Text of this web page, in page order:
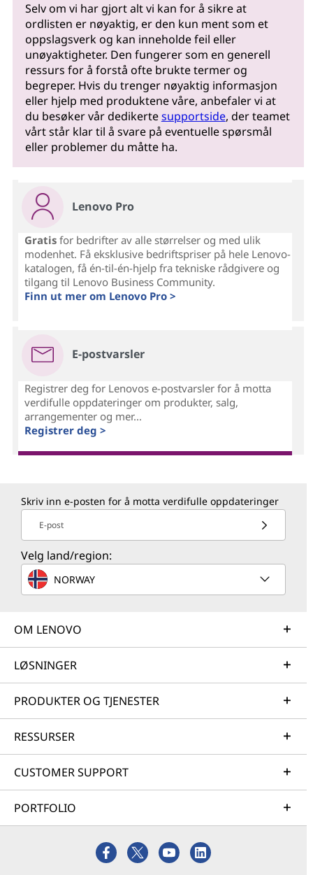
Selv om vi har gjort alt vi kan for å sikre at
ordlisten er nøyaktig, er den kun ment som et
oppslagsverk og kan inneholde feil eller
unøyaktigheter. Den fungerer som en generell
ressurs for å forstå ofte brukte termer og
begreper. Hvis du trenger nøyaktig informasjon
eller hjelp med produktene våre, anbefaler vi at
du besøker vår dedikertesupportside, der teamet
vårt står klar til å svare på eventuelle spørsmål
eller problemer du måtte ha.
Lenovo Pro
Gratisfor bedrifter av alle størrelser og med ulik
modenhet. Få eksklusive bedriftspriser på hele Lenovo-
katalogen, få én-til-én-hjelp fra tekniske rådgivere og
tilgang til Lenovo Business Community.
Finn ut mer om Lenovo Pro >
E-postvarsler
Registrer deg for Lenovos e-postvarsler for å motta
verdifulle oppdateringer om produkter, salg,
arrangementer og mer...
Registrer deg >
Skriv inn e-posten for å motta verdifulle oppdateringer
E-post
Velg land/region:
NORWAY
OM LENOVO
LØSNINGER
PRODUKTER OG TJENESTER
RESSURSER
CUSTOMER SUPPORT
PORTFOLIO